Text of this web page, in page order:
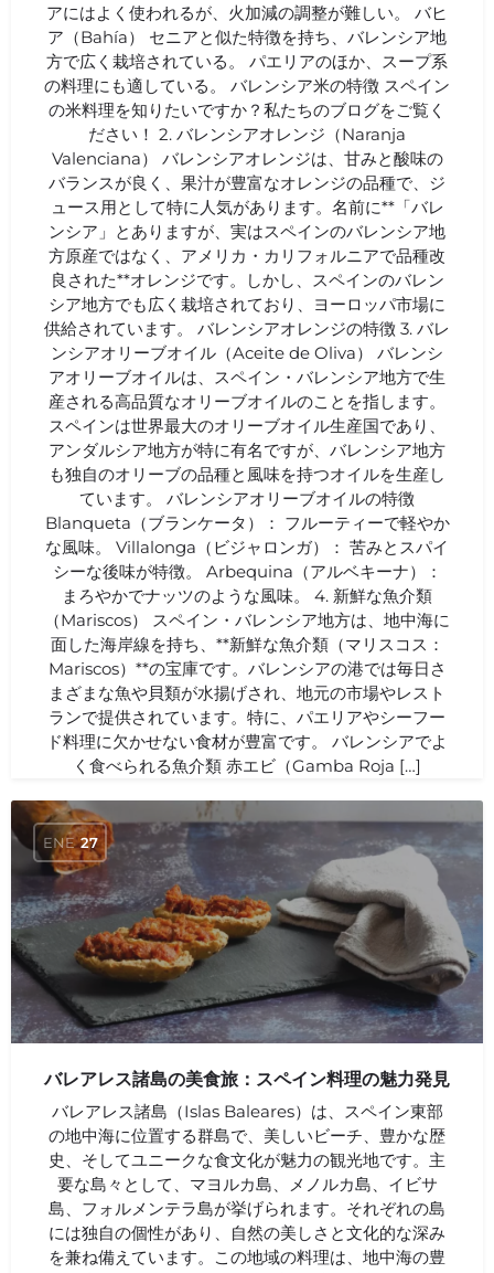
アにはよく使われるが、火加減の調整が難しい。 バヒ
ア（Bahía） セニアと似た特徴を持ち、バレンシア地
方で広く栽培されている。 パエリアのほか、スープ系
の料理にも適している。 バレンシア米の特徴 スペイン
の米料理を知りたいですか？私たちのブログをご覧く
ださい！ 2. バレンシアオレンジ（Naranja
Valenciana） バレンシアオレンジは、甘みと酸味の
バランスが良く、果汁が豊富なオレンジの品種で、ジ
ュース用として特に人気があります。名前に**「バレ
ンシア」とありますが、実はスペインのバレンシア地
方原産ではなく、アメリカ・カリフォルニアで品種改
良された**オレンジです。しかし、スペインのバレン
シア地方でも広く栽培されており、ヨーロッパ市場に
供給されています。 バレンシアオレンジの特徴 3. バレ
ンシアオリーブオイル（Aceite de Oliva） バレンシ
アオリーブオイルは、スペイン・バレンシア地方で生
産される高品質なオリーブオイルのことを指します。
スペインは世界最大のオリーブオイル生産国であり、
アンダルシア地方が特に有名ですが、バレンシア地方
も独自のオリーブの品種と風味を持つオイルを生産し
ています。 バレンシアオリーブオイルの特徴
Blanqueta（ブランケータ）： フルーティーで軽やか
な風味。 Villalonga（ビジャロンガ）： 苦みとスパイ
シーな後味が特徴。 Arbequina（アルベキーナ）：
まろやかでナッツのような風味。 4. 新鮮な魚介類
（Mariscos） スペイン・バレンシア地方は、地中海に
面した海岸線を持ち、**新鮮な魚介類（マリスコス：
Mariscos）**の宝庫です。バレンシアの港では毎日さ
まざまな魚や貝類が水揚げされ、地元の市場やレスト
ランで提供されています。特に、パエリアやシーフー
ド料理に欠かせない食材が豊富です。 バレンシアでよ
く食べられる魚介類 赤エビ（Gamba Roja […]
ENE 27
バレアレス諸島の美食旅：スペイン料理の魅力発見
バレアレス諸島（Islas Baleares）は、スペイン東部
の地中海に位置する群島で、美しいビーチ、豊かな歴
史、そしてユニークな食文化が魅力の観光地です。主
要な島々として、マヨルカ島、メノルカ島、イビサ
島、フォルメンテラ島が挙げられます。それぞれの島
には独自の個性があり、自然の美しさと文化的な深み
を兼ね備えています。この地域の料理は、地中海の豊